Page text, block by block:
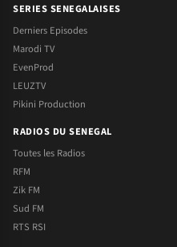
SERIES SENEGALAISES
Derniers Episodes
Marodi TV
EvenProd
LEUZTV
Pikini Production
RADIOS DU SENEGAL
Toutes les Radios
RFM
Zik FM
Sud FM
RTS RSI